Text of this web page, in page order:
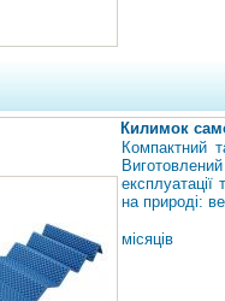
Килимок
Компактний
на природі:
місяців